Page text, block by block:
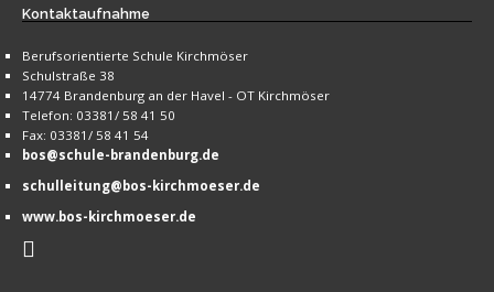
Kontaktaufnahme
Berufsorientierte Schule Kirchmöser
Schulstraße 38
14774 Brandenburg an der Havel - OT Kirchmöser
Telefon: 03381/ 58 41 50
Fax: 03381/ 58 41 54
bos@schule-brandenburg.de
schulleitung@bos-kirchmoeser.de
www.bos-kirchmoeser.de